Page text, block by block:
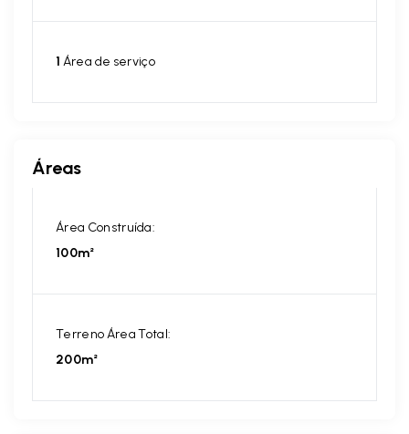
1 Área de serviço
Áreas
Área Construída:
100m²
Terreno Área Total:
200m²